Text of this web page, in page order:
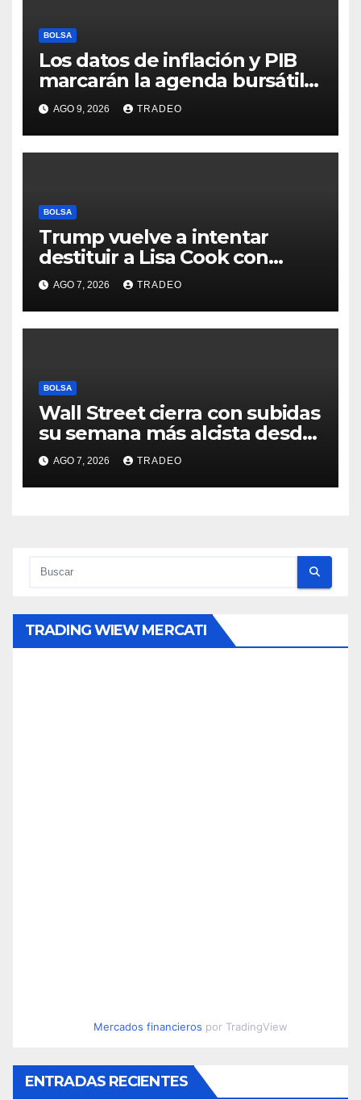
BOLSA
Los datos de inflación y PIB
marcarán la agenda bursátil
de la próxima semana
AGO 9, 2026 TRADEO
BOLSA
Trump vuelve a intentar
destituir a Lisa Cook con
acusaciones de fraude
hipotecario
AGO 7, 2026 TRADEO
BOLSA
Wall Street cierra con subidas
su semana más alcista desde
abril
AGO 7, 2026 TRADEO
TRADING WIEW MERCATI
Mercados financieros por TradingView
ENTRADAS RECIENTES